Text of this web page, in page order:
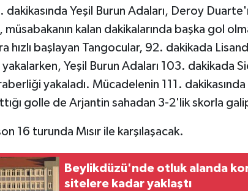
dakikasında Yeşil Burun Adaları, Deroy
müsabakanın kalan dakikalarında başka gol
hızlı başlayan Tangocular, 92. dakikada
Yeşil Burun Adaları 103. dakikada
yakaladı. Mücadelenin 111.
golle de Arjantin sahadan 3-2'lik skorla
16 turunda Mısır ile karşılaşacak.
Beylikdüzü'nde otluk alanda
sitelere kadar yaklaştı